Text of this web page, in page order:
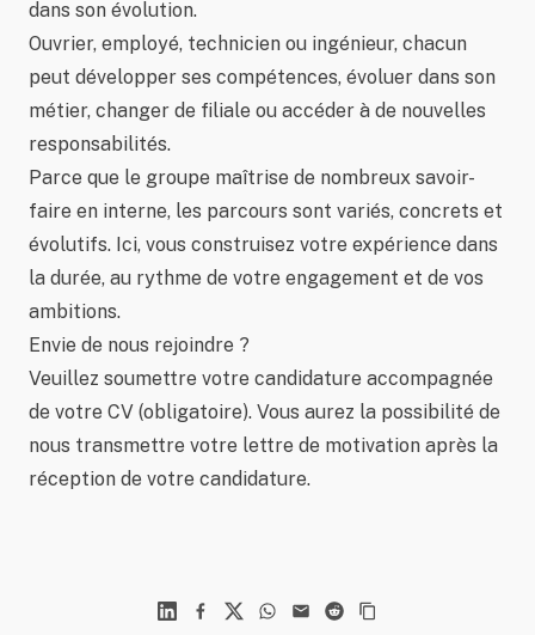
dans son évolution.
Ouvrier, employé, technicien ou ingénieur, chacun
peut développer ses compétences, évoluer dans son
métier, changer de filiale ou accéder à de nouvelles
responsabilités.
Parce que le groupe maîtrise de nombreux savoir-
faire en interne, les parcours sont variés, concrets et
évolutifs. Ici, vous construisez votre expérience dans
la durée, au rythme de votre engagement et de vos
ambitions.
Envie de nous rejoindre ?
Veuillez soumettre votre candidature accompagnée
de votre CV (obligatoire). Vous aurez la possibilité de
nous transmettre votre lettre de motivation après la
réception de votre candidature.
LinkedinFacebook
X WhatsApp
MailReddit